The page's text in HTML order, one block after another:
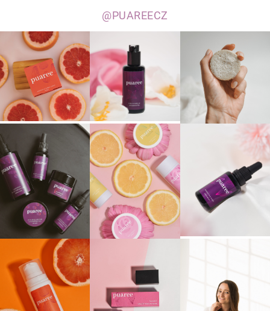
@PUAREECZ